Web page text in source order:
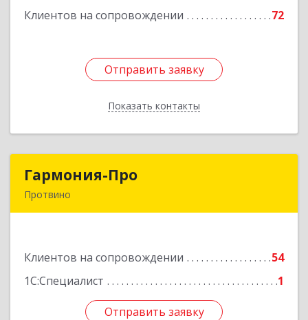
Клиентов на сопровождении 72
Отправить заявку
Показать контакты
Подробнее
Отправить заявку
Назад
Гармония-Про
Протвино
Клиентов на сопровождении
54
1С:Специалист
1
Отправить заявку
Подробнее
Отправить заявку